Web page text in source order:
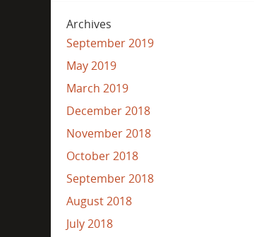
Archives
September 2019
May 2019
March 2019
December 2018
November 2018
October 2018
September 2018
August 2018
July 2018